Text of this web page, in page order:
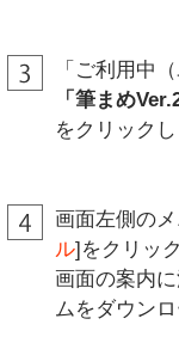
「ご利用中
「筆まめ
をクリックし
画面左側の
ル]をクリッ
画面の案内
ムをダウンロ